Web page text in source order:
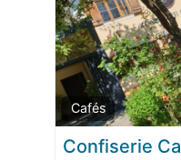
Cafés
Confiserie